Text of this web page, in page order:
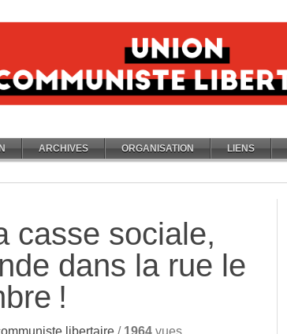
ARCHIVES ORGANISATION LIENS
casse sociale,
dans la rue le
!
libertaire / 1964 vues